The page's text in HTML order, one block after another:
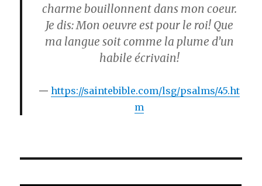
charme bouillonnent dans mon coeur.
Je dis: Mon oeuvre est pour le roi! Que
ma langue soit comme la plume d’un
habile écrivain!
https://saintebible.com/lsg/psalms/45.ht
m